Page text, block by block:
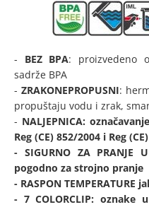
- BEZ BPA: proizvedeno
sadrže BPA
-ZRAKONEPROPUSNI:
propuštaju vodu i zrak,
- NALJEPNICA:
Reg (CE) 852/2004 i Reg
- SIGURNO ZA PRANJE
pogodno za strojno pranje
- RASPON TEMPERATURE
- 7 COLORCLIP: oznake